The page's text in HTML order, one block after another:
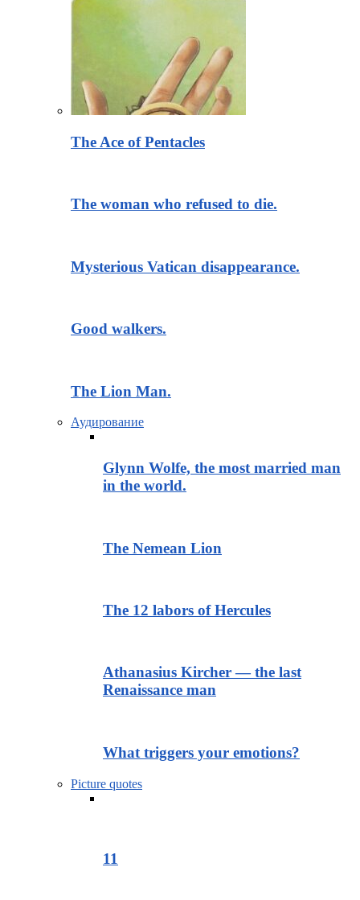
The Ace of Pentacles
The woman who refused to die.
Mysterious Vatican disappearance.
Good walkers.
The Lion Man.
Аудирование
Glynn Wolfe, the most married man
in the world.
The Nemean Lion
The 12 labors of Hercules
Athanasius Kircher — the last
Renaissance man
What triggers your emotions?
Picture quotes
11